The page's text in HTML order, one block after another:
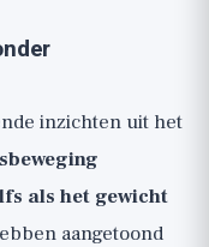
inzichten uit het
als het gewicht
aangetoond